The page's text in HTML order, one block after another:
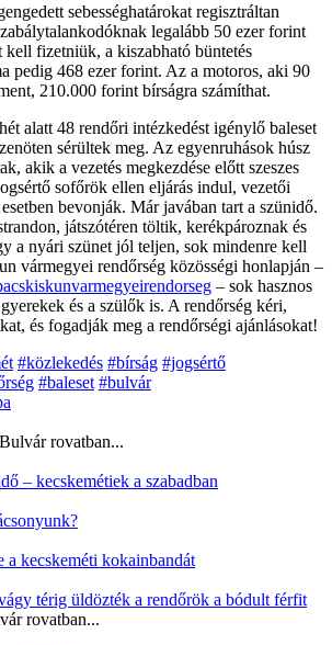
sebességhatárokat regisztráltan
legalább 50 ezer forint
kell fizetniük, a kiszabható büntetés
pedig 468 ezer forint. Az a motoros, aki 90
210.000 forint bírságra számíthat.
alatt 48 rendőri intézkedést igénylő baleset
sérültek meg. Az egyenruhások húsz
akik a vezetés megkezdése előtt szeszes
sofőrök ellen eljárás indul, vezetői
bevonják. Már javában tart a szünidő.
játszótéren töltik, kerékpároznak és
a nyári szünet jól teljen, sok mindenre kell
vármegyei rendőrség közösségi honlapján –
– sok hasznos
és a szülők is. A rendőrség kéri,
és fogadják meg a rendőrségi ajánlásokat!
#közlekedés #bírság #jogsértő
#baleset #bulvár
Bulvárrovatban...
– kecskemétiek a szabadban
a kecskeméti kokainbandát
térig üldözték a rendőrök a bódult férfit
rovatban...